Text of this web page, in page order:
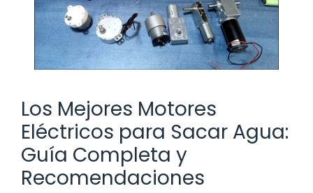
Los Mejores Motores
Eléctricos para Sacar Agua:
Guía Completa y
Recomendaciones